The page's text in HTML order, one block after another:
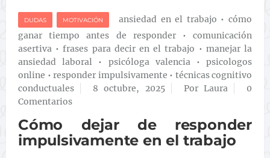
DUDAS MOTIVACIÓN ansiedad en el trabajo •cómo
ganar tiempo antes de responder•comunicación
asertiva •frases para decir en el trabajo • manejar la
ansiedad laboral • psicóloga valencia•psicologos
online • responder impulsivamente • técnicas cognitivo
conductuales
8 octubre, 2025 Por Laura
0
Comentarios
Cómo dejar de responder
impulsivamente en el trabajo